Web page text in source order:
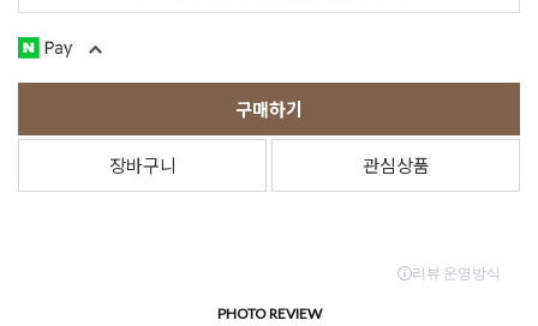
구매하기
장바구니 관심상품